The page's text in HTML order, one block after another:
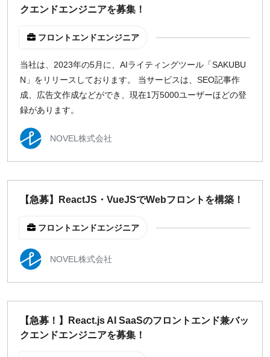
クエンドエンジニアを募集！
フロントエンドエンジニア
当社は、2023年の5月に、AIライティングツール「SAKUBU
N」をリリースしております。 当サービスは、SEO記事作
成、広告文作成などができ、現在1万5000ユーザーほどの登
録があります。
NOVEL株式会社
【急募】ReactJS・VueJSでWebフロントを構築！
フロントエンドエンジニア
NOVEL株式会社
【急募！】React.js AI SaaSのフロントエンド兼バッ
クエンドエンジニアを募集！